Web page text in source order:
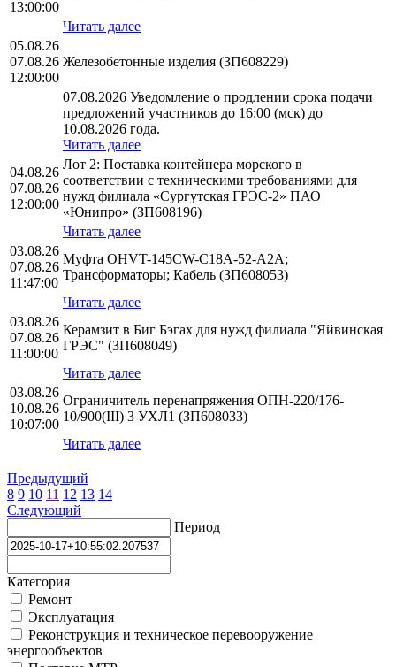
13:00:00
Читать далее
05.08.26
07.08.26
12:00:00
Железобетонные изделия (ЗП608229)
07.08.2026 Уведомление о продлении срока подачи
предложений участников до 16:00 (мск) до
10.08.2026 года.
Читать далее
04.08.26
07.08.26
12:00:00
Лот 2: Поставка контейнера морского в
соответствии с техническими требованиями для
нужд филиала «Сургутская ГРЭС-2» ПАО
«Юнипро» (ЗП608196)
Читать далее
03.08.26
07.08.26
11:47:00
Муфта OHVT-145CW-C18A-52-A2A;
Трансформаторы; Кабель (ЗП608053)
Читать далее
03.08.26
07.08.26
11:00:00
Керамзит в Биг Бэгах для нужд филиала "Яйвинская
ГРЭС" (ЗП608049)
Читать далее
03.08.26
10.08.26
10:07:00
Ограничитель перенапряжения ОПН-220/176-
10/900(III) 3 УХЛ1 (ЗП608033)
Читать далее
Предыдущий
8 9 10 11 12 13 14
Следующий
Период
Категория
Ремонт
Эксплуатация
Реконструкция и техническое перевооружение
энергообъектов